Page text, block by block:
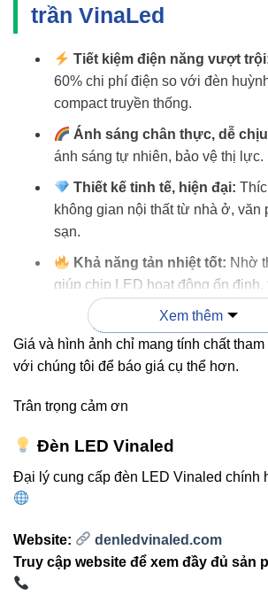
trần VinaLed
Tiết kiệm điện năng vượt
60% chi phí điện so với đèn
compact truyền thống.
Ánh sáng chân thực, dễ
ánh sáng tự nhiên, bảo vệ thị lực.
Thiết kế tinh tế, hiện đại:
không gian nội thất từ nhà ở, văn
sạn.
Khả năng tản nhiệt tốt: Nhờ
giúp chip LED hoạt động ổn định,
Dễ lắp đặt và bảo trì:Cấu trúc
với trần bê tông, thạch cao hoặc
“Ánh sáng tốt không chỉ để
áp và tinh tế hơn.”
3. Ứng dụng thực tế
ốp trần VinaLed
Xem thêm
Giá và hình ảnh chỉ mang tính chất
với chúng tôi để báo giá cụ thể hơn.
Trân trọng cảm ơn
Đèn LED Vinaled
Đại lý cung cấp đèn LED Vinaled chính
Website:
denledvinaled.com
Truy cập website để xem đầy đủ sản